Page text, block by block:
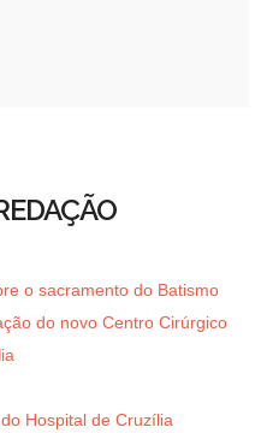
o sacramento do Batismo
do novo Centro Cirúrgico
Hospital de Cruzília